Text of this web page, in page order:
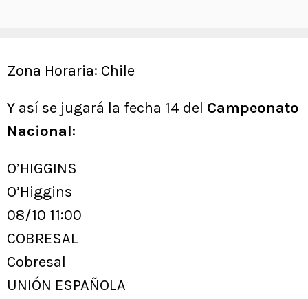
Zona Horaria: Chile
Y así se jugará la fecha 14 del Campeonato
Nacional:
O’HIGGINS
O’Higgins
08/10 11:00
COBRESAL
Cobresal
UNIÓN ESPAÑOLA